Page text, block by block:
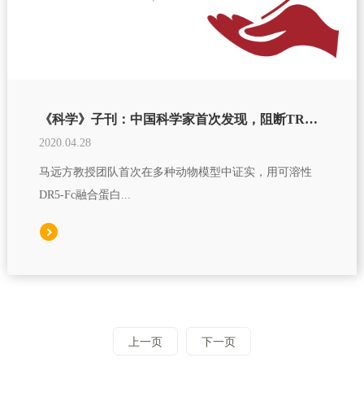
《科学》子刊：中国科学家首次发现，阻断TRAIL可改善恒河猴等心肌梗死后的心脏功能，有望成为心梗救治药物研发的新靶点丨科学大发现
2020.04.28
马远方教授团队首次在多种动物模型中证实，用可溶性
DR5-Fc融合蛋白...
上一页 下一页